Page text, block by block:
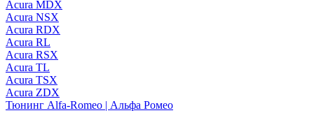
Acura MDX
Acura NSX
Acura RDX
Acura RL
Acura RSX
Acura TL
Acura TSX
Acura ZDX
Тюнинг Alfa-Romeo | Альфа Ромео